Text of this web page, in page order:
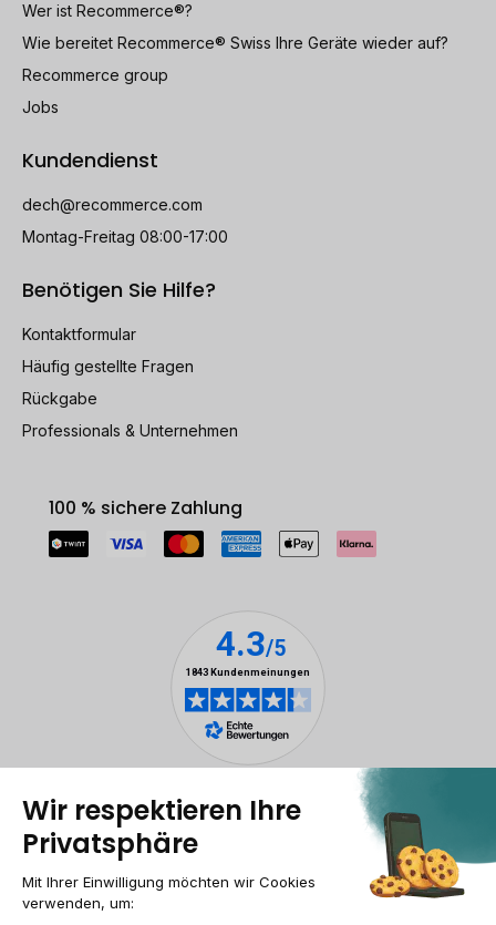
Wer ist Recommerce®?
Wie bereitet Recommerce® Swiss Ihre Geräte wieder auf?
Recommerce group
Jobs
Kundendienst
dech@recommerce.com
Montag-Freitag 08:00-17:00
Benötigen Sie Hilfe?
Kontaktformular
Häufig gestellte Fragen
Rückgabe
Professionals & Unternehmen
100 % sichere Zahlung
Rechtliche Hinweise
Cookie-Verwaltung
Allgemeine Geschäftsbedingungen
Personenbezogener daten